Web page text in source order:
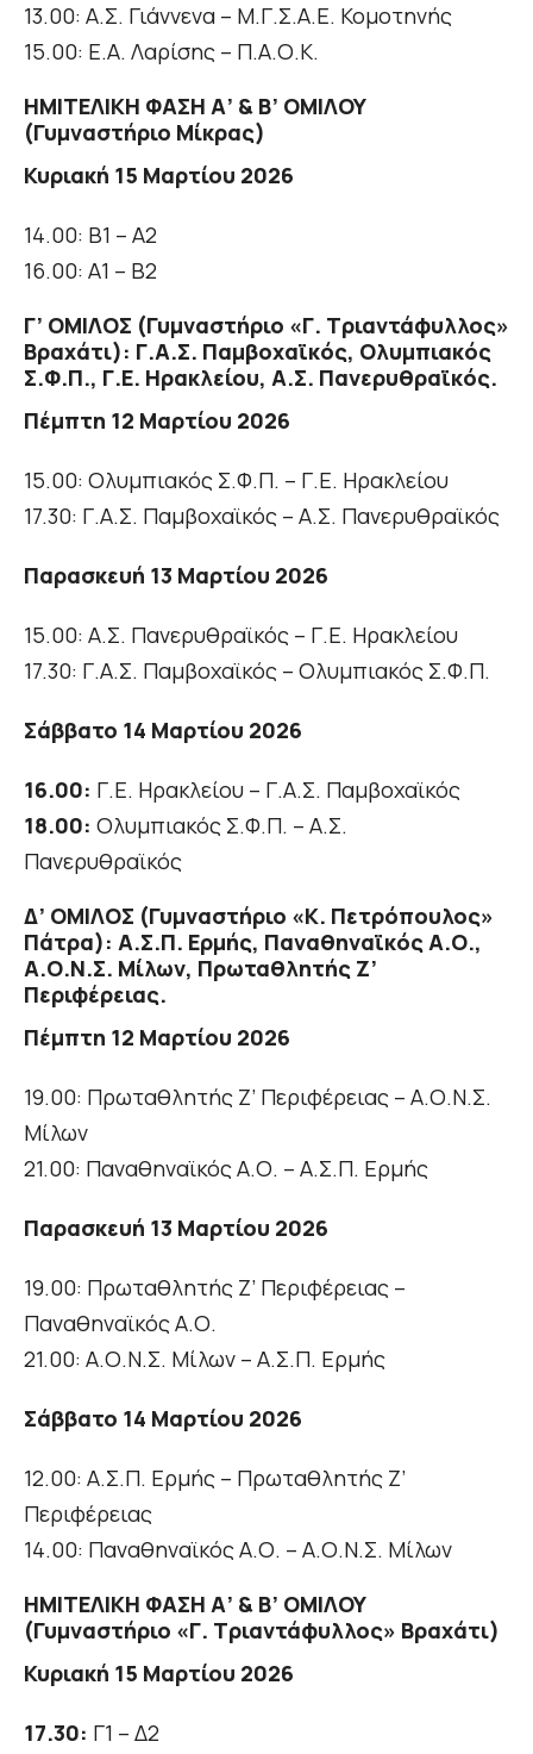
13.00: Α.Σ. Γιάννενα – Μ.Γ.Σ.Α.Ε. Κομοτηνής
15.00: Ε.Α. Λαρίσης – Π.Α.Ο.Κ.
ΗΜΙΤΕΛΙΚΗ ΦΑΣΗ Α’ & Β’ ΟΜΙΛΟΥ
(Γυμναστήριο Μίκρας)
Κυριακή 15 Μαρτίου 2026
14.00: Β1 – Α2
16.00: Α1 – Β2
Γ’ ΟΜΙΛΟΣ (Γυμναστήριο «Γ. Τριαντάφυλλος»
Βραχάτι): Γ.Α.Σ. Παμβοχαϊκός, Ολυμπιακός
Σ.Φ.Π., Γ.Ε. Ηρακλείου, Α.Σ. Πανερυθραϊκός.
Πέμπτη 12 Μαρτίου 2026
15.00: Ολυμπιακός Σ.Φ.Π. – Γ.Ε. Ηρακλείου
17.30: Γ.Α.Σ. Παμβοχαϊκός – Α.Σ. Πανερυθραϊκός
Παρασκευή 13 Μαρτίου 2026
15.00: Α.Σ. Πανερυθραϊκός – Γ.Ε. Ηρακλείου
17.30: Γ.Α.Σ. Παμβοχαϊκός – Ολυμπιακός Σ.Φ.Π.
Σάββατο 14 Μαρτίου 2026
16.00: Γ.Ε. Ηρακλείου – Γ.Α.Σ. Παμβοχαϊκός
18.00: Ολυμπιακός Σ.Φ.Π. – Α.Σ.
Πανερυθραϊκός
Δ’ ΟΜΙΛΟΣ (Γυμναστήριο «Κ. Πετρόπουλος»
Πάτρα): Α.Σ.Π. Ερμής, Παναθηναϊκός Α.Ο.,
Α.Ο.Ν.Σ. Μίλων, Πρωταθλητής Ζ’
Περιφέρειας.
Πέμπτη 12 Μαρτίου 2026
19.00: Πρωταθλητής Ζ’ Περιφέρειας – Α.Ο.Ν.Σ.
Μίλων
21.00: Παναθηναϊκός Α.Ο. – Α.Σ.Π. Ερμής
Παρασκευή 13 Μαρτίου 2026
19.00: Πρωταθλητής Ζ’ Περιφέρειας –
Παναθηναϊκός Α.Ο.
21.00: Α.Ο.Ν.Σ. Μίλων – Α.Σ.Π. Ερμής
Σάββατο 14 Μαρτίου 2026
12.00: Α.Σ.Π. Ερμής – Πρωταθλητής Ζ’
Περιφέρειας
14.00: Παναθηναϊκός Α.Ο. – Α.Ο.Ν.Σ. Μίλων
ΗΜΙΤΕΛΙΚΗ ΦΑΣΗ Α’ & Β’ ΟΜΙΛΟΥ
(Γυμναστήριο «Γ. Τριαντάφυλλος» Βραχάτι)
Κυριακή 15 Μαρτίου 2026
17.30: Γ1 – Δ2